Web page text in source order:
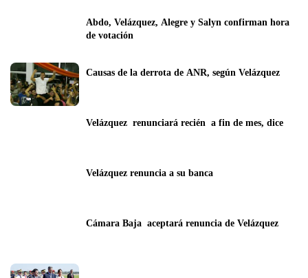
Abdo, Velázquez, Alegre y Salyn confirman hora
Causas de la derrota de ANR, según Velázquez
Velázquez  renunciará recién  a fin de mes, dice
Velázquez renuncia a su banca
Cámara Baja  aceptará renuncia de Velázquez